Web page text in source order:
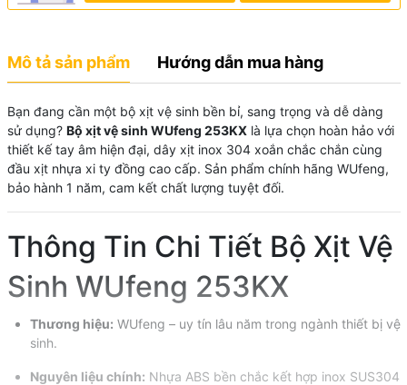
Mô tả sản phẩm Hướng dẫn mua hàng
Bạn đang cần một bộ xịt vệ sinh bền bỉ, sang trọng và dễ dàng
sử dụng? Bộ xịt vệ sinh WUfeng 253KXlà lựa chọn hoàn hảo với
thiết kế tay âm hiện đại, dây xịt inox 304 xoắn chắc chắn cùng
đầu xịt nhựa xi ty đồng cao cấp. Sản phẩm chính hãng WUfeng,
bảo hành 1 năm, cam kết chất lượng tuyệt đối.
Thông Tin Chi Tiết Bộ Xịt Vệ
Sinh WUfeng 253KX
Thương hiệu: WUfeng – uy tín lâu năm trong ngành thiết bị vệ
sinh.
Nguyên liệu chính: Nhựa ABS bền chắc kết hợp inox SUS304